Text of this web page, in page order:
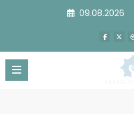
09.08.2026